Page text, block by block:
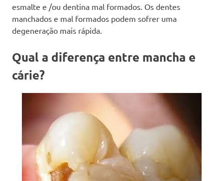
esmalte e /ou dentina mal formados. Os dentes
manchados e mal formados podem sofrer uma
degeneração mais rápida.
Qual a diferença entre mancha e
cárie?